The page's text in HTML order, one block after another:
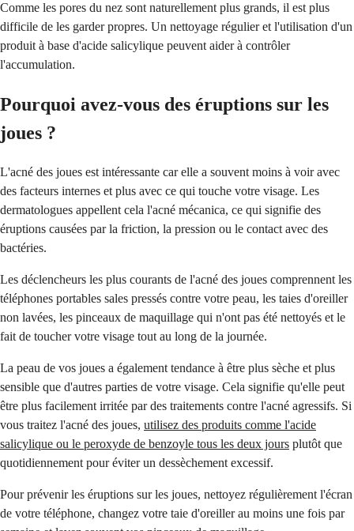
Comme les pores du nez sont naturellement plus grands, il est plus
difficile de les garder propres. Un nettoyage régulier et l'utilisation d'un
produit à base d'acide salicylique peuvent aider à contrôler
l'accumulation.
Pourquoi avez-vous des éruptions sur les
joues ?
L'acné des joues est intéressante car elle a souvent moins à voir avec
des facteurs internes et plus avec ce qui touche votre visage. Les
dermatologues appellent cela l'acné mécanica, ce qui signifie des
éruptions causées par la friction, la pression ou le contact avec des
bactéries.
Les déclencheurs les plus courants de l'acné des joues comprennent les
téléphones portables sales pressés contre votre peau, les taies d'oreiller
non lavées, les pinceaux de maquillage qui n'ont pas été nettoyés et le
fait de toucher votre visage tout au long de la journée.
La peau de vos joues a également tendance à être plus sèche et plus
sensible que d'autres parties de votre visage. Cela signifie qu'elle peut
être plus facilement irritée par des traitements contre l'acné agressifs. Si
vous traitez l'acné des joues, utilisez des produits comme l'acide
salicylique ou le peroxyde de benzoyle tous les deux jours plutôt que
quotidiennement pour éviter un dessèchement excessif.
Pour prévenir les éruptions sur les joues, nettoyez régulièrement l'écran
de votre téléphone, changez votre taie d'oreiller au moins une fois par